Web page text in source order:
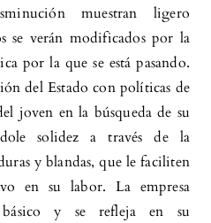
muestran ligero
se verán modificados por la
por la que se está pasando.
del Estado con políticas de
joven en la búsqueda de su
solidez a través de la
y blandas, que le faciliten
en su labor. La empresa
y se refleja en su